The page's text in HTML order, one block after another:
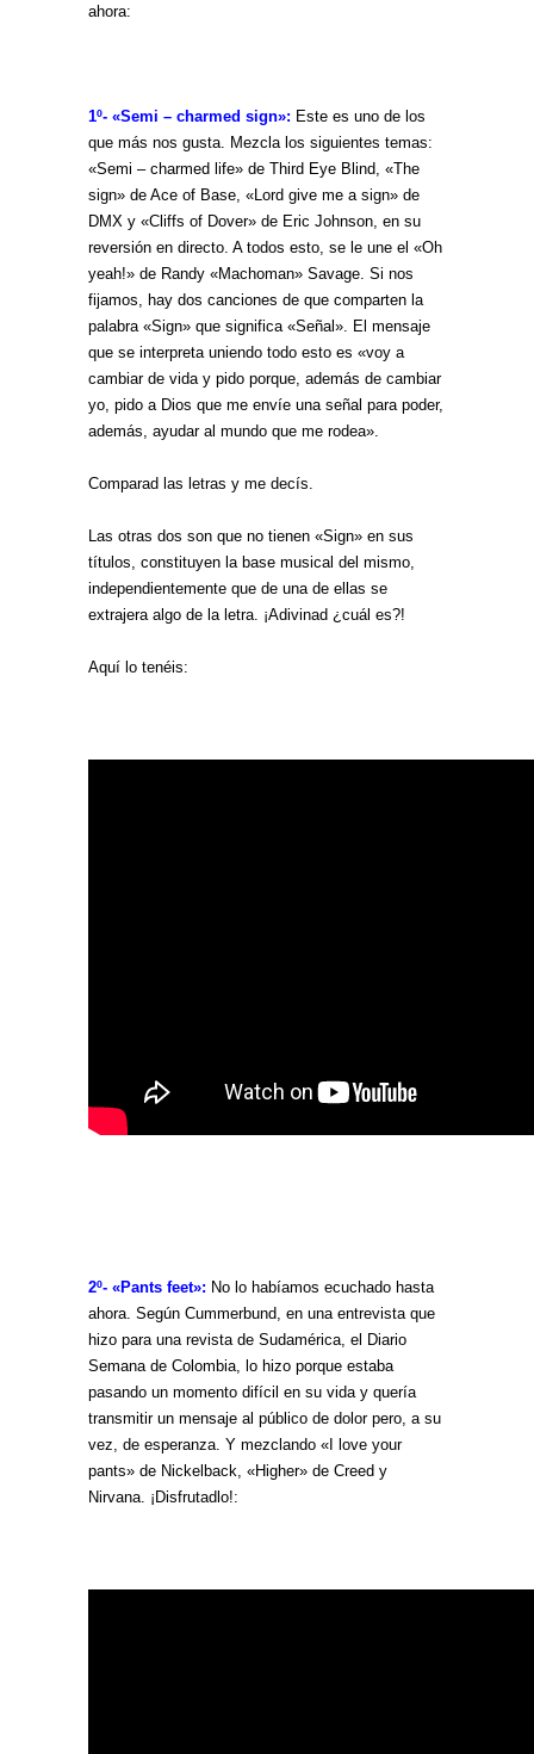
ahora:
1º- «Semi – charmed sign»: Este es uno de los
que más nos gusta. Mezcla los siguientes temas:
«Semi – charmed life» de Third Eye Blind, «The
sign» de Ace of Base, «Lord give me a sign» de
DMX y «Cliffs of Dover» de Eric Johnson, en su
reversión en directo. A todos esto, se le une el «Oh
yeah!» de Randy «Machoman» Savage. Si nos
fijamos, hay dos canciones de que comparten la
palabra «Sign» que significa «Señal». El mensaje
que se interpreta uniendo todo esto es «voy a
cambiar de vida y pido porque, además de cambiar
yo, pido a Dios que me envíe una señal para poder,
además, ayudar al mundo que me rodea».
Comparad las letras y me decís.
Las otras dos son que no tienen «Sign» en sus
títulos, constituyen la base musical del mismo,
independientemente que de una de ellas se
extrajera algo de la letra. ¡Adivinad ¿cuál es?!
Aquí lo tenéis:
2º- «Pants feet»: No lo habíamos ecuchado hasta
ahora. Según Cummerbund, en una entrevista que
hizo para una revista de Sudamérica, el Diario
Semana de Colombia, lo hizo porque estaba
pasando un momento difícil en su vida y quería
transmitir un mensaje al público de dolor pero, a su
vez, de esperanza. Y mezclando «I love your
pants» de Nickelback, «Higher» de Creed y
Nirvana. ¡Disfrutadlo!: